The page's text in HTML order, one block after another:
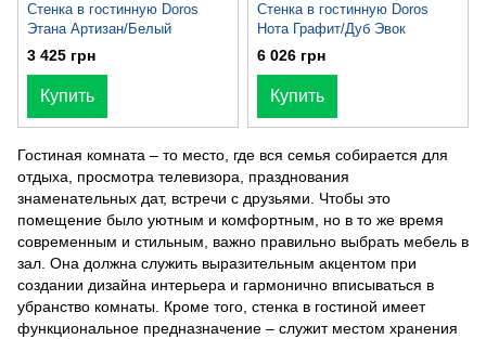
Стенка в гостинную Doros
Этана Артизан/Белый
3 425 грн
Купить
Стенка в гостинную Doros
Нота Графит/Дуб Эвок
6 026 грн
Купить
Гостиная комната – то место, где вся семья собирается для
отдыха, просмотра телевизора, празднования
знаменательных дат, встречи с друзьями. Чтобы это
помещение было уютным и комфортным, но в то же время
современным и стильным, важно правильно выбрать мебель в
зал. Она должна служить выразительным акцентом при
создании дизайна интерьера и гармонично вписываться в
убранство комнаты. Кроме того, стенка в гостиной имеет
функциональное предназначение – служит местом хранения